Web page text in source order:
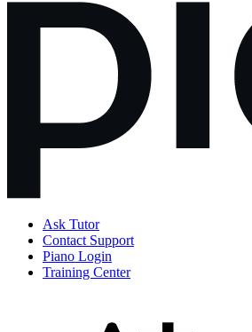
Ask Tutor
Contact Support
Piano Login
Training Center